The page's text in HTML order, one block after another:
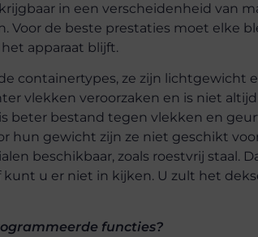
in een verscheidenheid van
Voor de beste prestaties moet elke
apparaat blijft.
containertypes, ze zijn lichtgewicht
vlekken veroorzaken en is niet
beter bestand tegen vlekken en
hun gewicht zijn ze niet geschikt
beschikbaar, zoals roestvrij staal.
u er niet in kijken. U zult het
functies?